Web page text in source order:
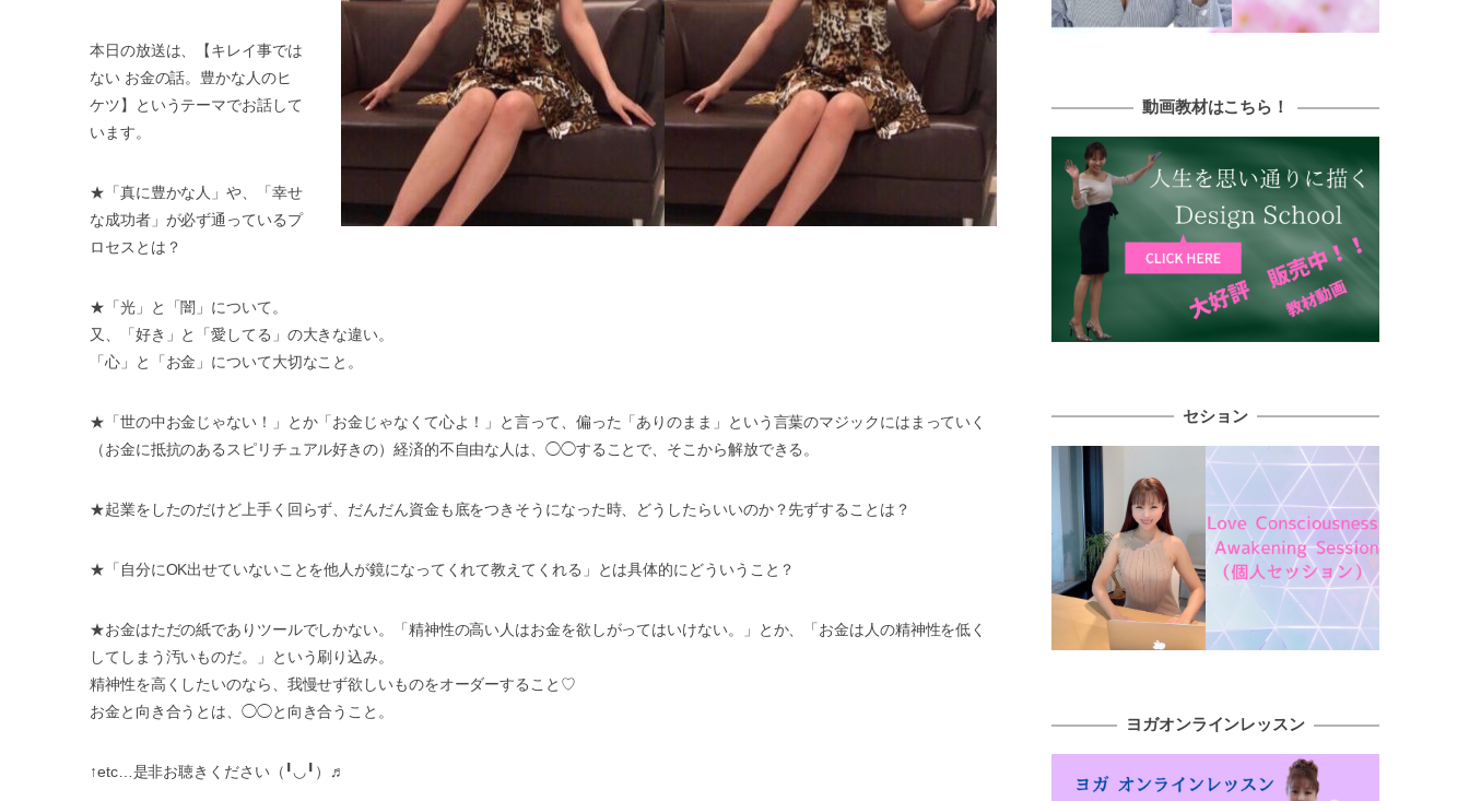
本日の放送は、【キレイ事では
ない お金の話。豊かな人のヒ
ケツ】というテーマでお話して
います。
★「真に豊かな人」や、「幸せ
な成功者」が必ず通っているプ
ロセスとは？
★「光」と「闇」について。
又、「好き」と「愛してる」の大きな違い。
「心」と「お金」について大切なこと。
★「世の中お金じゃない！」とか「お金じゃなくて心よ！」と言って、偏った「ありのまま」という言葉のマジックにはまっていく
（お金に抵抗のあるスピリチュアル好きの）経済的不自由な人は、◯◯することで、そこから解放できる。
★起業をしたのだけど上手く回らず、だんだん資金も底をつきそうになった時、どうしたらいいのか？先ずすることは？
★「自分にOK出せていないことを他人が鏡になってくれて教えてくれる」とは具体的にどういうこと？
★お金はただの紙でありツールでしかない。「精神性の高い人はお金を欲しがってはいけない。」とか、「お金は人の精神性を低く
してしまう汚いものだ。」という刷り込み。
精神性を高くしたいのなら、我慢せず欲しいものをオーダーすること♡
お金と向き合うとは、◯◯と向き合うこと。
↑etc…是非お聴きください（╹◡╹）♬
動画教材はこちら！
セション
ヨガオンラインレッスン